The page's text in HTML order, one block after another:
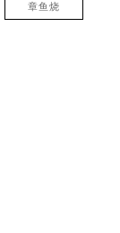
章鱼烧